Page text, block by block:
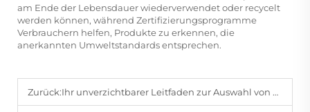
am Ende der Lebensdauer wiederverwendet oder recycelt
werden können, während Zertifizierungsprogramme
Verbrauchern helfen, Produkte zu erkennen, die
anerkannten Umweltstandards entsprechen.
Zurück:Ihr unverzichtbarer Leitfaden zur Auswahl von Metallregalhalterungen